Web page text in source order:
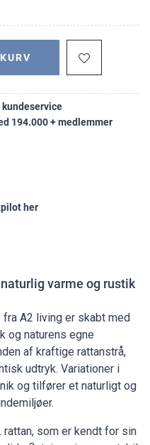
194.000 + medlemmer
her
varme og rustik
fra A2 living er skabt med
og naturens egne
af kraftige rattanstrå,
udtryk. Variationer i
og tilfører et naturligt og
som er kendt for sin